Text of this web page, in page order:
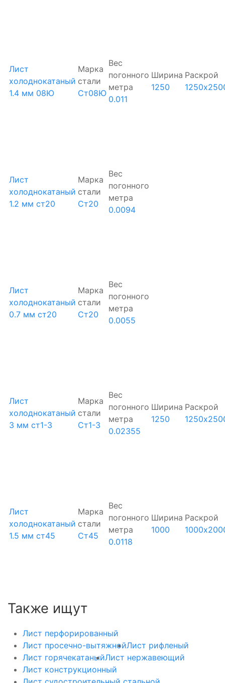
Лист
холоднокатаный
1.4 мм 08Ю
Марка
стали
Ст08Ю
Вес
погонного
метра
0.011
Ширина
1250
Раскрой
Лист
холоднокатаный
1.2 мм ст20
Марка
стали
Ст20
Вес
погонного
метра
0.0094
Лист
холоднокатаный
0.7 мм ст20
Марка
стали
Ст20
Вес
погонного
метра
0.0055
Лист
холоднокатаный
3 мм ст1-3
Марка
стали
Ст1-3
Вес
погонного
метра
0.02355
Ширина
1250
Раскрой
Лист
холоднокатаный
1.5 мм ст45
Марка
стали
Ст45
Вес
погонного
метра
0.0118
Ширина
1000
Раскрой
Также ищут
Лист перфорированный
Лист просечно-вытяжнойЛист рифленый
Лист горячекатаныйЛист нержавеющий
Лист конструкционный